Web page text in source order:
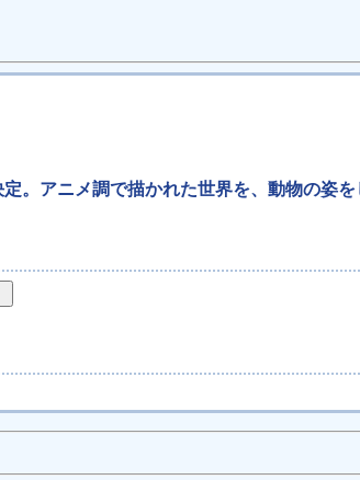
。アニメ調で描かれた世界を、動物の姿